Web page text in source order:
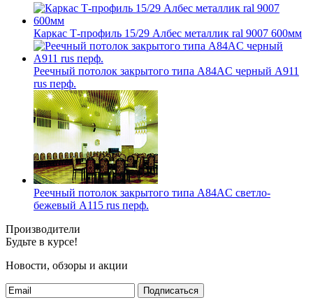
Каркас Т-профиль 15/29 Албес металлик ral 9007 600мм
Реечный потолок закрытого типа A84AC черный А911
rus перф.
Реечный потолок закрытого типа A84AC светло-
бежевый А115 rus перф.
Производители
Будьте в курсе!
Новости, обзоры и акции
Подписаться